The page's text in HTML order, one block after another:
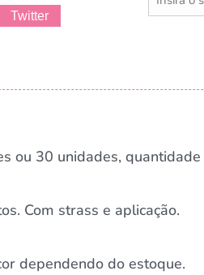
Twitter
ou 30 unidades,
Com strass e aplicação.
dependendo do estoque.